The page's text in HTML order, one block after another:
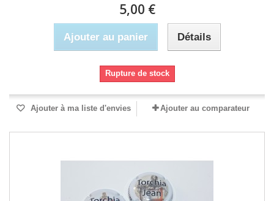
5,00 €
Ajouter au panier Détails
Rupture de stock
Ajouter à ma liste d'envies Ajouter au comparateur